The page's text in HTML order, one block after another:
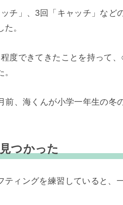
チ」、3回「キャッチ」など
。
度できてきたことを持って
前、海くんが小学一年生の冬
つかった
ティングを練習していると、